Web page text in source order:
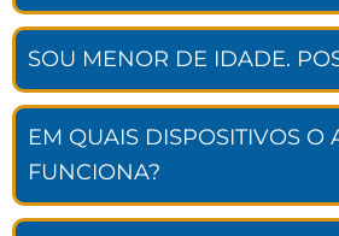
SOU MENOR DE IDADE.
EM QUAIS DISPOSITIVOS O
FUNCIONA?